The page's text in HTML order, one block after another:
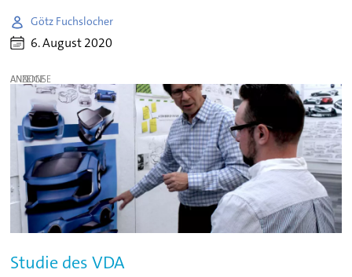
Götz Fuchslocher
6. August 2020
ANZEIGE
Studie des VDA